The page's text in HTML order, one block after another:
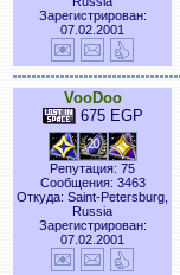
Зарегистрирован:
07.02.2001
VooDoo
675 EGP
Репутация: 75
Сообщения: 3463
Откуда: Saint-Petersburg,
Russia
Зарегистрирован:
07.02.2001